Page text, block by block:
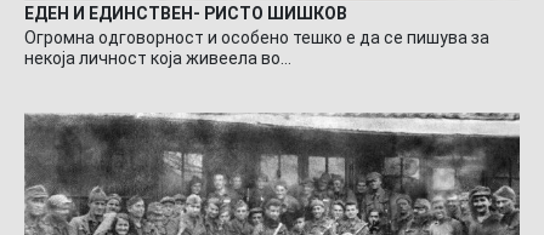
ЕДЕН И ЕДИНСТВЕН- РИСТО ШИШКОВ
Огромна одговорност и особено тешко е да се пишува за
некоја личност која живеела во…